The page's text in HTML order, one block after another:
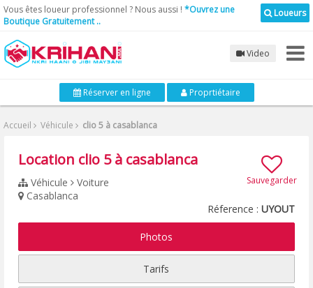
Loueurs
Vous êtes loueur professionnel ? Nous aussi ! *Ouvrez une
Boutique Gratuitement ..
Video
Réserver en ligne Proprtiétaire
Accueil Véhicule clio 5 à casablanca
Sauvegarder
Location clio 5 à casablanca
Véhicule Voiture
Casablanca
Réference : UYOUT
Photos
Tarifs